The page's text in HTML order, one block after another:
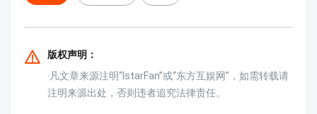
版权声明：
·凡文章来源注明“IstarFan”或“东方互娱网”，如需转载请
注明来源出处，否则违者追究法律责任。